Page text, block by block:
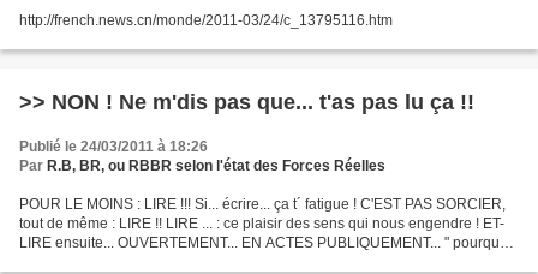
http://french.news.cn/monde/2011-03/24/c_13795116.htm
>> NON ! Ne m'dis pas que... t'as pas lu ça !!
Publié le 24/03/2011 à 18:26
Par R.B, BR, ou RBBR selon l'état des Forces Réelles
POUR LE MOINS : LIRE !!! Si... écrire... ça t´ fatigue ! C'EST PAS SORCIER,
tout de même : LIRE !! LIRE ... : ce plaisir des sens qui nous engendre ! ET-
LIRE ensuite... OUVERTEMENT... EN ACTES PUBLIQUEMENT... " pourquoi